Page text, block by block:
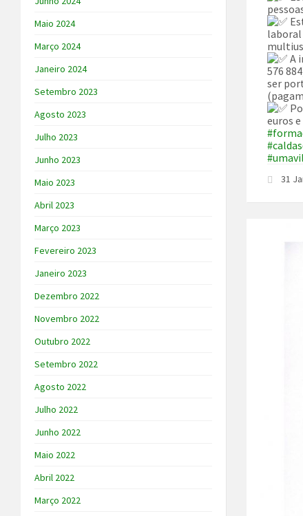
laboral
A
576
ser
euros
31
Maio 2024
Março 2024
Janeiro 2024
Setembro 2023
Agosto 2023
Julho 2023
Junho 2023
Maio 2023
Abril 2023
Março 2023
Fevereiro 2023
Janeiro 2023
Dezembro 2022
Novembro 2022
Outubro 2022
Setembro 2022
Agosto 2022
Julho 2022
Junho 2022
Maio 2022
Abril 2022
Março 2022